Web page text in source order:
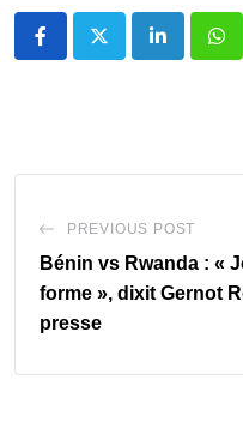
LinkedIn
PREVIOUS POST
Bénin vs Rwanda : «
forme », dixit Gernot
presse